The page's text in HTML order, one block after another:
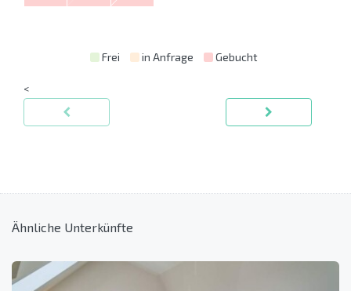
Frei in Anfrage Gebucht
<
Ähnliche Unterkünfte